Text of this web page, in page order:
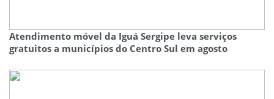
Atendimento móvel da Iguá Sergipe leva serviços
gratuitos a municípios do Centro Sul em agosto